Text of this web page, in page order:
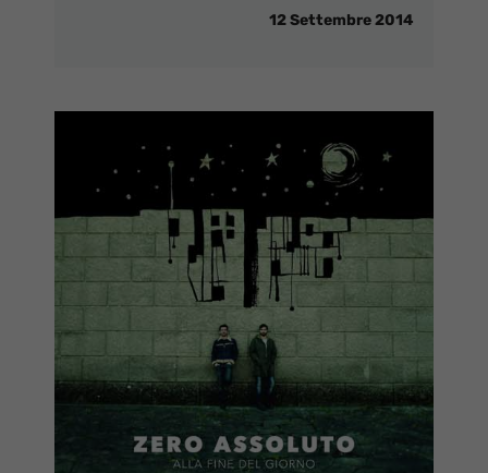
12 Settembre 2014